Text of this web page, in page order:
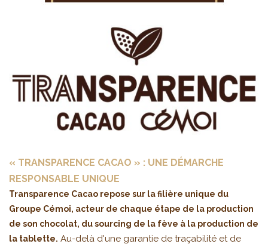
« TRANSPARENCE CACAO » : UNE DÉMARCHE
RESPONSABLE UNIQUE
Transparence Cacao repose sur la filière unique du
Groupe Cémoi, acteur de chaque étape de la production
de son chocolat, du sourcing de la fève à la production de
la tablette. Au-delà d'une garantie de traçabilité et de